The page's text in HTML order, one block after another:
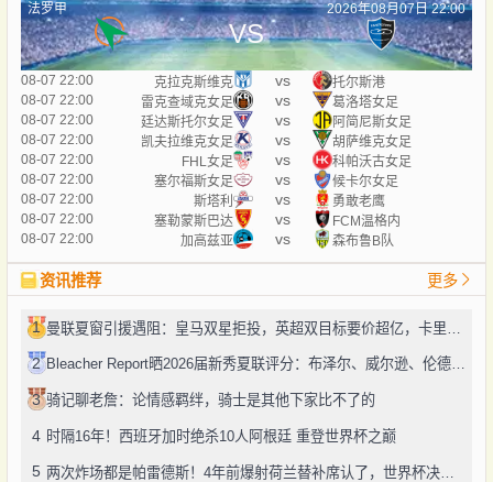
法罗甲 2026年08月07日 22:00
VS
08-07 22:00 克拉克斯维克 vs
托尔斯港
08-07 22:00
雷克查域克女足 vs
葛洛塔女足
08-07 22:00
廷达斯托尔女足 vs
阿简尼斯女足
08-07 22:00
凯夫拉维克女足 vs
胡萨维克女足
08-07 22:00
FHL女足 vs
科帕沃古女足
08-07 22:00
塞尔福斯女足 vs
候卡尔女足
08-07 22:00
斯塔利 vs
勇敢老鹰
08-07 22:00
塞勒蒙斯巴达 vs
FCM温格内
08-07 22:00
加高兹亚 vs 森布鲁B队
资讯推荐 更多
1
2 Bleacher Report晒2026届新秀夏联评分：布泽尔、威尔逊、伦德博格摘A
3 骑记聊老詹：论情感羁绊，骑士是其他下家比不了的
4 时隔16年！西班牙加时绝杀10人阿根廷 重登世界杯之巅
5 两次炸场都是帕雷德斯！4年前爆射荷兰替补席认了，世界杯决赛再演冲突